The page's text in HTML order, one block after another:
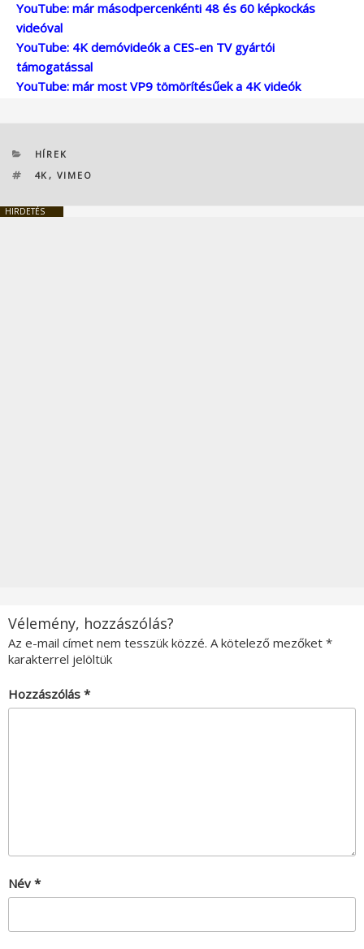
YouTube: már másodpercenkénti 48 és 60 képkockás
videóval
YouTube: 4K demóvideók a CES-en TV gyártói
támogatással
YouTube: már most VP9 tömörítésűek a 4K videók
KATEGÓRIÁK
HÍREK
CÍMKÉK
4K , VIMEO
HIRDETÉS
Vélemény, hozzászólás?
Az e-mail címet nem tesszük közzé. A kötelező mezőket *
karakterrel jelöltük
Hozzászólás *
Név *